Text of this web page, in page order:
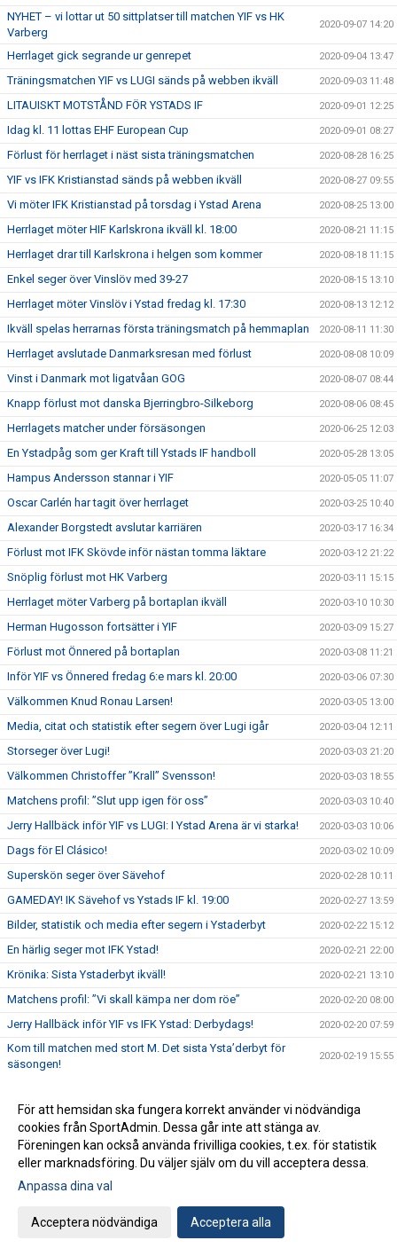
NYHET – vi lottar ut 50 sittplatser till matchen YIF vs HK
Varberg
2020-09-07 14:20
Herrlaget gick segrande ur genrepet 2020-09-04 13:47
Träningsmatchen YIF vs LUGI sänds på webben ikväll 2020-09-03 11:48
LITAUISKT MOTSTÅND FÖR YSTADS IF 2020-09-01 12:25
Idag kl. 11 lottas EHF European Cup 2020-09-01 08:27
Förlust för herrlaget i näst sista träningsmatchen 2020-08-28 16:25
YIF vs IFK Kristianstad sänds på webben ikväll 2020-08-27 09:55
Vi möter IFK Kristianstad på torsdag i Ystad Arena 2020-08-25 13:00
Herrlaget möter HIF Karlskrona ikväll kl. 18:00 2020-08-21 11:15
Herrlaget drar till Karlskrona i helgen som kommer 2020-08-18 11:15
Enkel seger över Vinslöv med 39-27 2020-08-15 13:10
Herrlaget möter Vinslöv i Ystad fredag kl. 17:30 2020-08-13 12:12
Ikväll spelas herrarnas första träningsmatch på hemmaplan 2020-08-11 11:30
Herrlaget avslutade Danmarksresan med förlust 2020-08-08 10:09
Vinst i Danmark mot ligatvåan GOG 2020-08-07 08:44
Knapp förlust mot danska Bjerringbro-Silkeborg 2020-08-06 08:45
Herrlagets matcher under försäsongen 2020-06-25 12:03
En Ystadpåg som ger Kraft till Ystads IF handboll 2020-05-28 13:05
Hampus Andersson stannar i YIF 2020-05-05 11:07
Oscar Carlén har tagit över herrlaget 2020-03-25 10:40
Alexander Borgstedt avslutar karriären 2020-03-17 16:34
Förlust mot IFK Skövde inför nästan tomma läktare 2020-03-12 21:22
Snöplig förlust mot HK Varberg 2020-03-11 15:15
Herrlaget möter Varberg på bortaplan ikväll 2020-03-10 10:30
Herman Hugosson fortsätter i YIF 2020-03-09 15:27
Förlust mot Önnered på bortaplan 2020-03-08 11:21
Inför YIF vs Önnered fredag 6:e mars kl. 20:00 2020-03-06 07:30
Välkommen Knud Ronau Larsen! 2020-03-05 13:00
Media, citat och statistik efter segern över Lugi igår 2020-03-04 12:11
Storseger över Lugi! 2020-03-03 21:20
Välkommen Christoffer ”Krall” Svensson! 2020-03-03 18:55
Matchens profil: ”Slut upp igen för oss” 2020-03-03 10:40
Jerry Hallbäck inför YIF vs LUGI: I Ystad Arena är vi starka! 2020-03-03 10:06
Dags för El Clásico! 2020-03-02 10:09
Superskön seger över Sävehof 2020-02-28 10:11
GAMEDAY! IK Sävehof vs Ystads IF kl. 19:00 2020-02-27 13:59
Bilder, statistik och media efter segern i Ystaderbyt 2020-02-22 15:12
En härlig seger mot IFK Ystad! 2020-02-21 22:00
Krönika: Sista Ystaderbyt ikväll! 2020-02-21 13:10
Matchens profil: ”Vi skall kämpa ner dom röe” 2020-02-20 08:00
Jerry Hallbäck inför YIF vs IFK Ystad: Derbydags! 2020-02-20 07:59
Kom till matchen med stort M. Det sista Ysta’derbyt för
säsongen!
2020-02-19 15:55
Bortamatch mot IF Hallby är på tapeten 2020-02-13 08:00
Bilder, statistik och media från segern över Malmö 2020-02-08 13:51
En krigarseger mot HK Malmö! 2020-02-07 21:50
Jerry Hallbäck: Tufft & hårt Skåndederby på G
Matchens profil: Fredagsmatch och gött med helg!
Filip Pettersson förlänger med Ystads IF
För att hemsidan ska fungera korrekt använder vi nödvändiga
cookies från SportAdmin. Dessa går inte att stänga av.
Föreningen kan också använda frivilliga cookies, t.ex. för statistik
eller marknadsföring. Du väljer själv om du vill acceptera dessa.
Anpassa dina val
Acceptera nödvändiga Acceptera alla